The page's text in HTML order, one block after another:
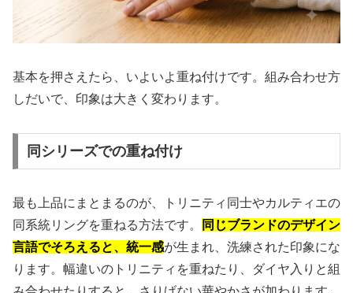
基本を押さえたら、いよいよ重ね付けです。組み合わせ方
しだいで、印象は大きく変わります。
同シリーズでの重ね付け
最も上品にまとまるのが、トリニティ同士やカルティエの
同系統リングを重ねる方法です。
同じブランドのデザイン
言語でそろえると、統一感が生まれ、洗練された印象にな
ります。幅違いのトリニティを重ねたり、ダイヤ入りと組